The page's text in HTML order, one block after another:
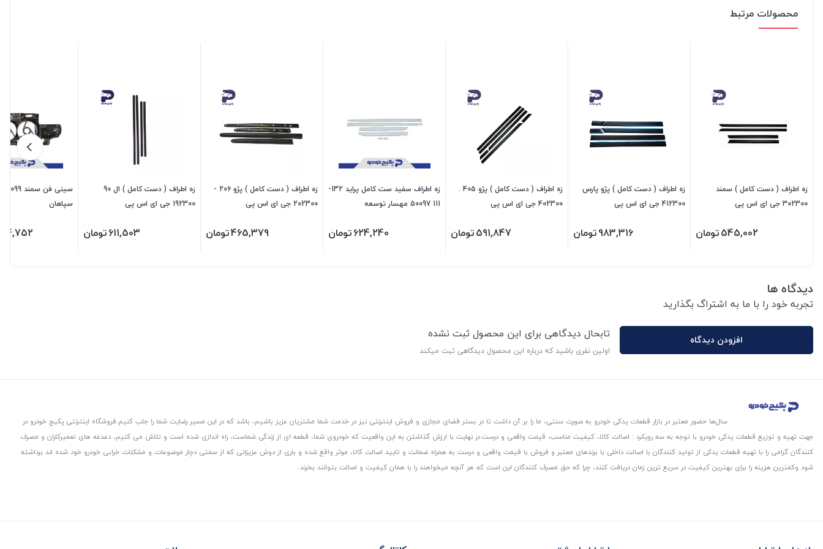
محصولات مرتبط
زه اطراف ( دست کامل ) سمند
302300 جی ای اس پی
545,002تومان
زه اطراف ( دست کامل ) پژو پارس
412300 جی ای اس پی
983,316تومان
زه اطراف ( دست کامل ) پژو 405 .
402300 جی ای اس پی
591,847تومان
زه اطراف سفید ست کامل پراید 132-
111 50097 مهسار توسعه
624,240تومان
زه اطراف ( دست کامل ) پژو 206 -
202300 جی ای اس پی
465,379تومان
زه اطراف ( دست کامل ) ال 90
192300 جی ای اس پی
611,503تومان
سپاهان
دیدگاه ها
تجربه خود را با ما به اشتراگ بگذارید
افزودن دیدگاه تابحال دیدگاهی برای این محصول ثبت نشده
اولین نفری باشید که درباره این محصول دیدگاهی ثبت میکند
سال‌ها حضور معتبر در بازار قطعات یدکی خودرو به صورت سنتی، ما را بر آن داشت تا در بستر فضای مجازی و فروش اینترنتی نیز در خدمت شما مشتریان عزیز باشیم، باشد که در این مسیر رضایت شما را جلب کنیم.فروشگاه اینترنتی پکیج خودرو در
جهت تهیه و توزیع قطعات یدکی خودرو با توجه به سه رویکرد : اصالت کالا، کیفیت مناسب، قیمت واقعی و درست.در نهایت با ارزش گذاشتن به این واقعیت که خودروی شما، قطعه ای از زندگی شماست، راه اندازی شده است و تلاش می کنیم، دغدغه های تعمیرکاران و مصرف
کنندگان گرامی را با تهیه قطعات یدکی از تولید کنندگان با اصالت داخلی با برندهای معتبر و فروش با قیمت واقعی و درست به همراه ضمانت و تایید اصالت کالا، موثر واقع شده و باری از دوش عزیزانی که از سمتی دچار موضوعات و مشکلات خرابی خودرو خود شده اند برداشته
شود و‌کمترین هزینه را برای بهترین کیفیت در سریع ترین زمان دریافت کنند، چرا که حق مصرف کنندگان این است که هر آنچه میخواهند را با همان کیفیت و اصالت بتوانند بخرند..